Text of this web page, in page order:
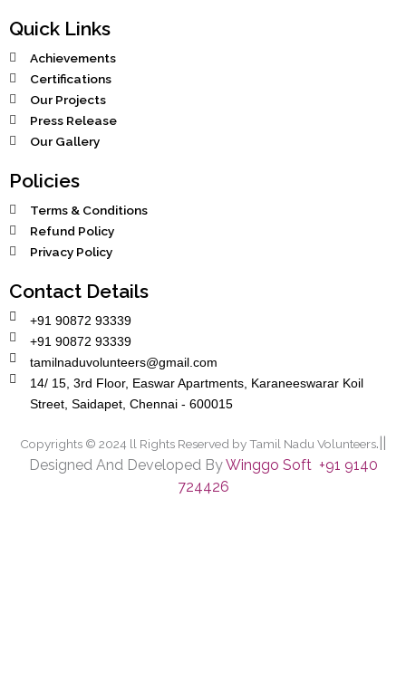
Quick Links
Achievements
Certifications
Our Projects
Press Release
Our Gallery
Policies
Terms & Conditions
Refund Policy
Privacy Policy
Contact Details
+91 90872 93339
+91 90872 93339
tamilnaduvolunteers@gmail.com
14/ 15, 3rd Floor, Easwar Apartments, Karaneeswarar Koil
Street, Saidapet, Chennai - 600015
Copyrights © 2024 ll Rights Reserved by Tamil Nadu Volunteers.||
Designed And Developed ByWinggo Soft +91 9140
724426